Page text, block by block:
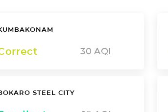
30 AQI
STEEL CITY